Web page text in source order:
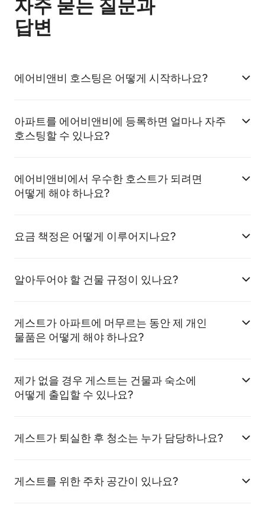
자주 묻는 질문과
답변
에어비앤비 호스팅은 어떻게 시작하나요?
아파트를 에어비앤비에 등록하면 얼마나 자주
호스팅할 수 있나요?
에어비앤비에서 우수한 호스트가 되려면
어떻게 해야 하나요?
요금 책정은 어떻게 이루어지나요?
알아두어야 할 건물 규정이 있나요?
게스트가 아파트에 머무르는 동안 제 개인
물품은 어떻게 해야 하나요?
제가 없을 경우 게스트는 건물과 숙소에
어떻게 출입할 수 있나요?
게스트가 퇴실한 후 청소는 누가 담당하나요?
게스트를 위한 주차 공간이 있나요?